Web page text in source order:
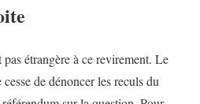
étrangère à ce revirement. Le
de dénoncer les reculs du